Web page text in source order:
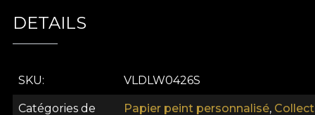
délicat d'un espace, reflétant un tempérament
DETAILS
SKU VLDLW0426S
Catégories de
Papier peint personnalisé,